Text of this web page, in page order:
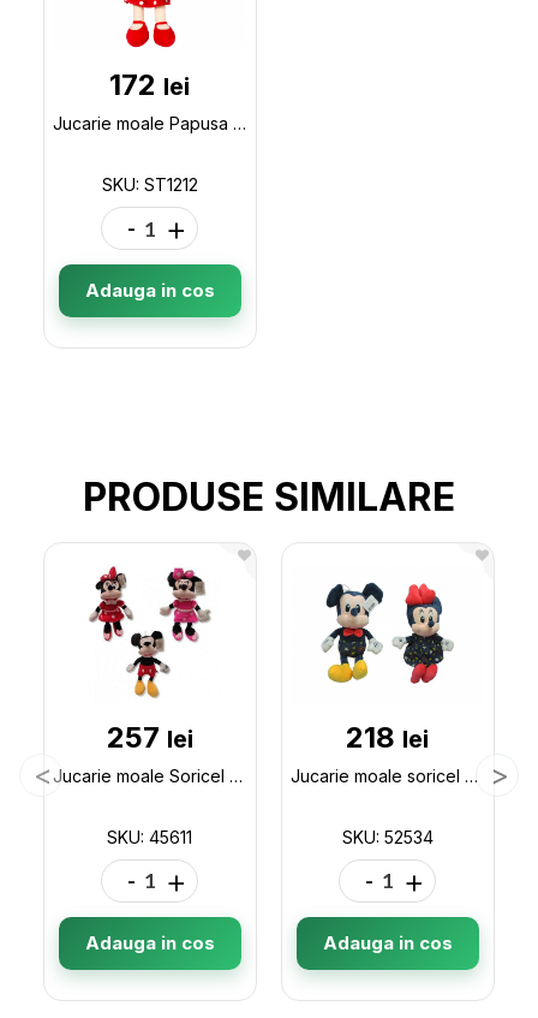
172 lei
Jucarie moale Papusa Lera h-50cm ST1212
SKU: ST1212
- +
Adauga in cos
PRODUSE SIMILARE
257 lei
Jucarie moale Soricel 45611
SKU: 45611
- +
Adauga in cos
218 lei
Jucarie moale soricel 45cm 52534
SKU: 52534
- +
Adauga in cos